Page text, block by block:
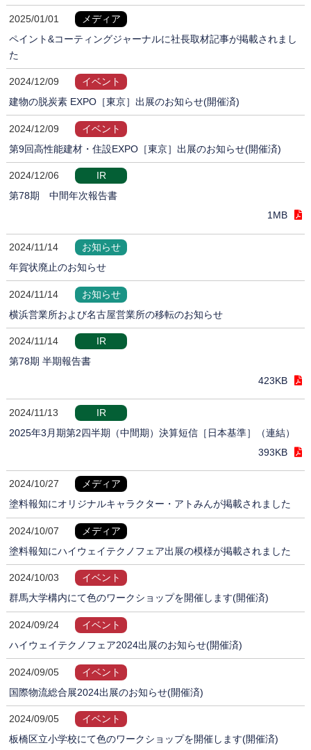
2025/01/01
メディア
ペイント&コーティングジャーナルに社長取材記事が掲載されまし
た
2024/12/09
イベント
建物の脱炭素 EXPO［東京］出展のお知らせ(開催済)
2024/12/09
イベント
第9回高性能建材・住設EXPO［東京］出展のお知らせ(開催済)
2024/12/06
IR
第78期 中間年次報告書
1MB
2024/11/14
お知らせ
年賀状廃止のお知らせ
2024/11/14
お知らせ
横浜営業所および名古屋営業所の移転のお知らせ
2024/11/14
IR
第78期 半期報告書
423KB
2024/11/13
IR
2025年3月期第2四半期（中間期）決算短信［日本基準］（連結）
393KB
2024/10/27
メディア
塗料報知にオリジナルキャラクター・アトみんが掲載されました
2024/10/07
メディア
塗料報知にハイウェイテクノフェア出展の模様が掲載されました
2024/10/03
イベント
群馬大学構内にて色のワークショップを開催します(開催済)
2024/09/24
イベント
ハイウェイテクノフェア2024出展のお知らせ(開催済)
2024/09/05
イベント
国際物流総合展2024出展のお知らせ(開催済)
2024/09/05
イベント
板橋区立小学校にて色のワークショップを開催します(開催済)